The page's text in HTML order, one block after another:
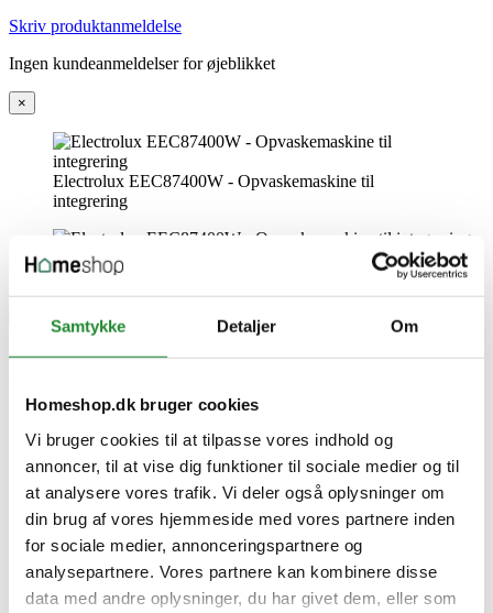
Samtykke Detaljer Om
Homeshop.dk bruger cookies
Vi bruger cookies til at tilpasse vores indhold og
annoncer, til at vise dig funktioner til sociale medier og til
at analysere vores trafik. Vi deler også oplysninger om
din brug af vores hjemmeside med vores partnere inden
for sociale medier, annonceringspartnere og
analysepartnere. Vores partnere kan kombinere disse
data med andre oplysninger, du har givet dem, eller som
Skriv produktanmeldelse
Ingen kundeanmeldelser for øjeblikket
×
Electrolux EEC87400W - Opvaskemaskine til
integrering
Electrolux EEC87400W -
Opvaskemaskine til integrering
DKK 9.759,00Inkl. moms